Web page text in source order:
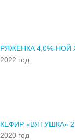
РЯЖЕНКА 4,0%-
2022 год
КЕФИР «ВЯТУШКА»
2020 год